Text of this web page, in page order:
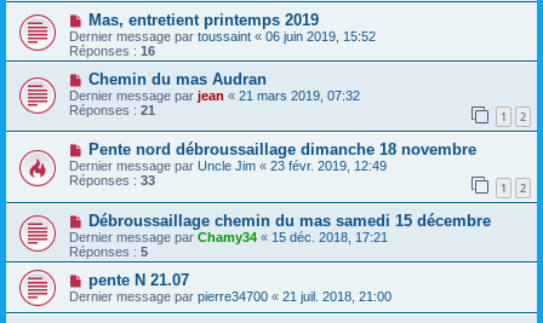
Mas, entretient printemps 2019
Dernier message par toussaint « 06 juin 2019, 15:52
Réponses : 16
Chemin du mas Audran
Dernier message par jean « 21 mars 2019, 07:32
Réponses : 21 1 2
Pente nord débroussaillage dimanche 18 novembre
Dernier message par Uncle Jim « 23 févr. 2019, 12:49
Réponses : 33 1 2
Débroussaillage chemin du mas samedi 15 décembre
Dernier message par Chamy34 « 15 déc. 2018, 17:21
Réponses : 5
pente N 21.07
Dernier message par pierre34700 « 21 juil. 2018, 21:00